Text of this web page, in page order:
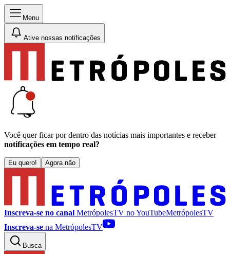
Menu
Ative nossas notificações
Você quer ficar por dentro das notícias mais importantes e receber
notificações em tempo real?
Eu quero! Agora não
Inscreva-se no canal MetrópolesTV noYouTubeMetrópolesTV
Inscreva-se na MetrópolesTV
Busca